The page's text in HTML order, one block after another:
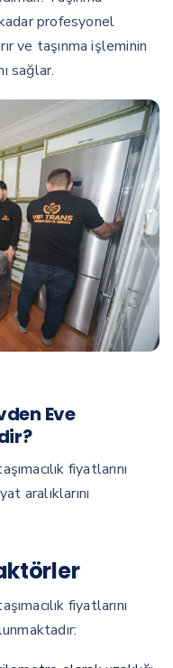
profesyonel
ve taşınma işleminin
sağlar.
Eve
fiyatlarını
aralıklarını
fiyatlarını